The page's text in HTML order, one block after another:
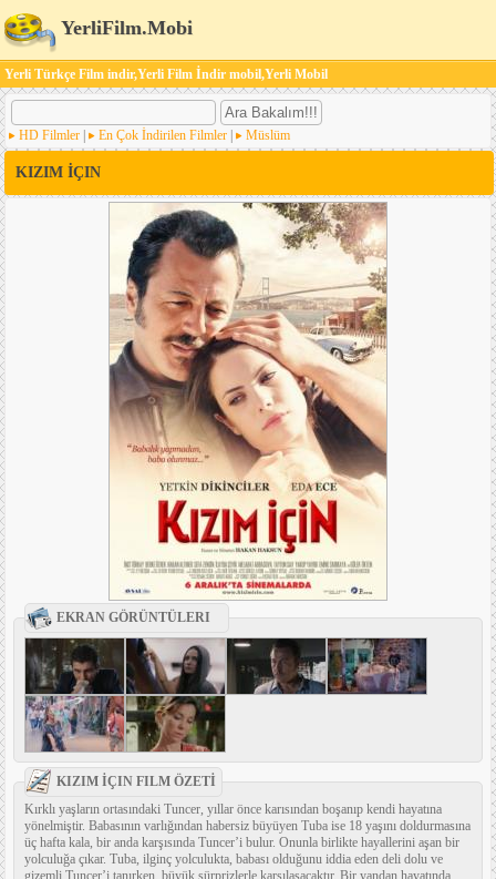
YerliFilm.Mobi
Yerli Türkçe Film indir,Yerli Film İndir mobil,Yerli Mobil
HD Filmler En Çok İndirilen Filmler Müslüm
KIZIM İÇIN
EKRAN GÖRÜNTÜLERI
KIZIM İÇIN FILM ÖZETİ
Kırklı yaşların ortasındaki Tuncer, yıllar önce karısından boşanıp kendi hayatına
yönelmiştir. Babasının varlığından habersiz büyüyen Tuba ise 18 yaşını doldurmasına
üç hafta kala, bir anda karşısında Tuncer’i bulur. Onunla birlikte hayallerini aşan bir
yolculuğa çıkar. Tuba, ilginç yolculukta, babası olduğunu iddia eden deli dolu ve
gizemli Tuncer’i tanırken, büyük sürprizlerle karşılaşacaktır. Bir yandan hayatında